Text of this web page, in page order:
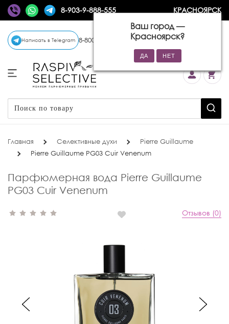
8-903-9-888-555 КРАСНОЯРСК
Ваш город —
Красноярск?
Написать в Telegram 8-800-770-72-34 (бесплатно)
Главная Селективные духи
Pierre Guillaume
Pierre Guillaume PG03 Cuir Venenum
Парфюмерная вода Pierre Guillaume
PG03 Cuir Venenum
Отзывов (0)